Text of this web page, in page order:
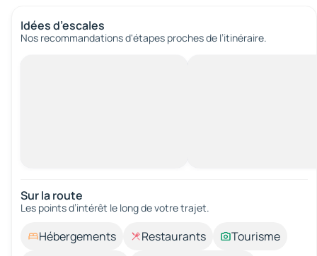
Idées d’escales
Nos recommandations d'étapes proches de l’itinéraire.
Sur la route
Les points d’intérêt le long de votre trajet.
Hébergements Restaurants
Tourisme